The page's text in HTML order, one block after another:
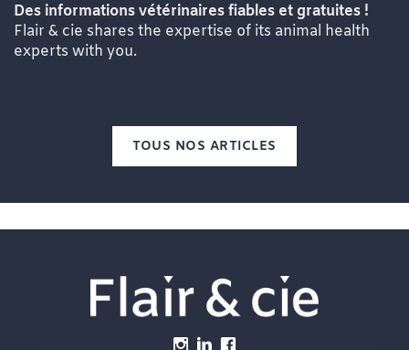
Des informations vétérinaires fiables et gratuites !
Flair & cie shares the expertise of its animal health
experts with you.
TOUS NOS ARTICLES